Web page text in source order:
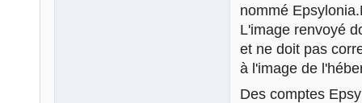
nommé
L'image renvoyé
et ne doit pas
à l'image de
Des comptes